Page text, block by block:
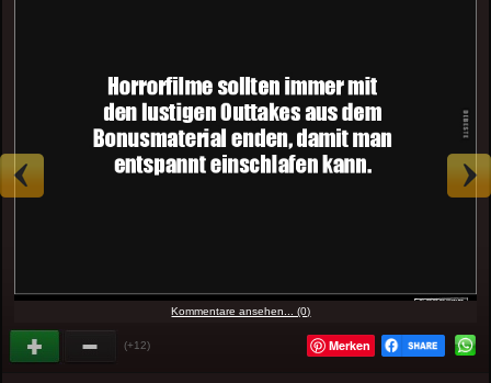
Kommentare ansehen... (0)
(+12) Merken